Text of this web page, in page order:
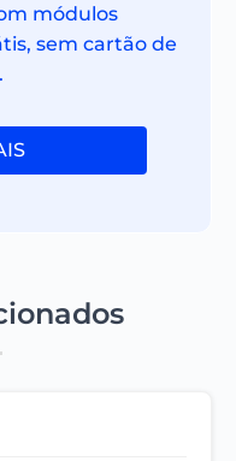
módulos
sem cartão de